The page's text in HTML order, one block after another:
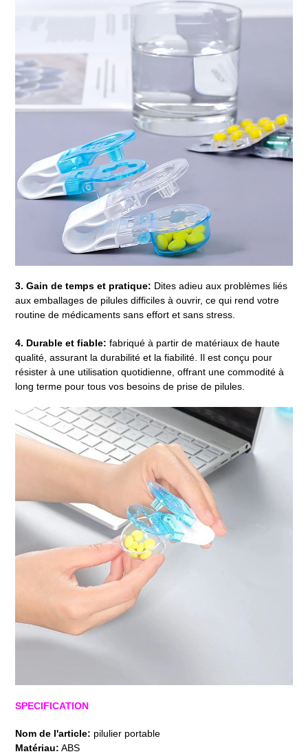
3. Gain de temps et pratique: Dites adieu aux problèmes liés
aux emballages de pilules difficiles à ouvrir, ce qui rend votre
routine de médicaments sans effort et sans stress.
4. Durable et fiable: fabriqué à partir de matériaux de haute
qualité, assurant la durabilité et la fiabilité. Il est conçu pour
résister à une utilisation quotidienne, offrant une commodité à
long terme pour tous vos besoins de prise de pilules.
SPECIFICATION
Nom de l'article: pilulier portable
Matériau: ABS